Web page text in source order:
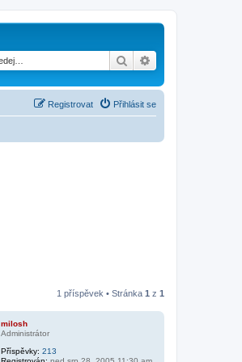
Hledat
Přihlásit se
Registrovat
1 příspěvek • Stránka 1 z 1
milosh
Administrátor
Příspěvky: 213